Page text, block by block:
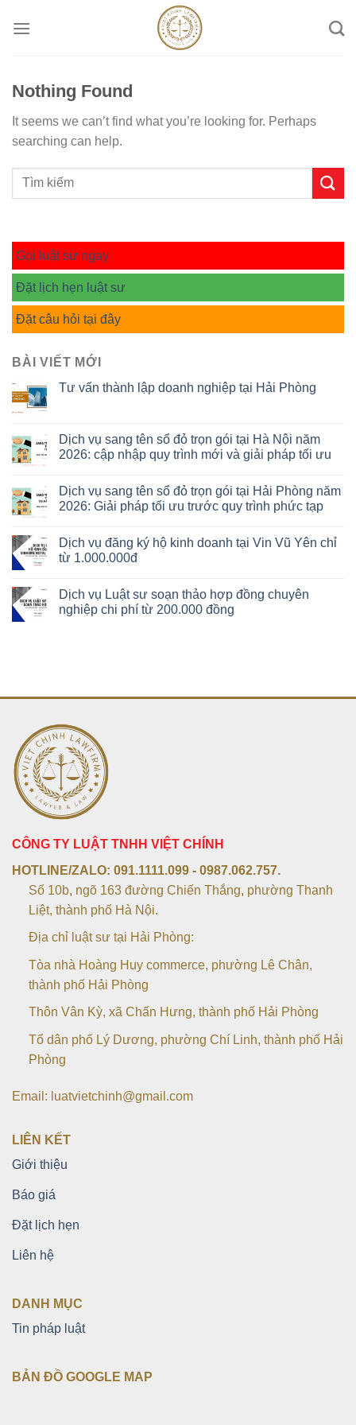
Nothing Found
It seems we can’t find what you’re looking for. Perhaps
searching can help.
Gọi luật sư ngay
Đặt lịch hẹn luật sư
Đặt câu hỏi tại đây
BÀI VIẾT MỚI
Tư vấn thành lập doanh nghiệp tại Hải Phòng
Dịch vụ sang tên sổ đỏ trọn gói tại Hà Nội năm
2026: cập nhập quy trình mới và giải pháp tối ưu
Dịch vụ sang tên sổ đỏ trọn gói tại Hải Phòng năm
2026: Giải pháp tối ưu trước quy trình phức tạp
Dịch vụ đăng ký hộ kinh doanh tại Vin Vũ Yên chỉ
từ 1.000.000đ
Dịch vụ Luật sư soạn thảo hợp đồng chuyên
nghiệp chi phí từ 200.000 đồng
CÔNG TY LUẬT TNHH VIỆT CHÍNH
HOTLINE/ZALO: 091.1111.099 - 0987.062.757.
Số 10b, ngõ 163 đường Chiến Thắng, phường Thanh
Liệt, thành phố Hà Nội.
Địa chỉ luật sư tại Hải Phòng:
Tòa nhà Hoàng Huy commerce, phường Lê Chân,
thành phố Hải Phòng
Thôn Vân Kỳ, xã Chấn Hưng, thành phố Hải Phòng
Tổ dân phố Lý Dương, phường Chí Linh, thành phố Hải
Phòng
Email: luatvietchinh@gmail.com
LIÊN KẾT
Giới thiệu
Báo giá
Đặt lịch hẹn
Liên hệ
DANH MỤC
Tin pháp luật
BẢN ĐỒ GOOGLE MAP